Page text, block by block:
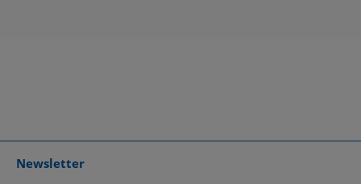
Newsletter